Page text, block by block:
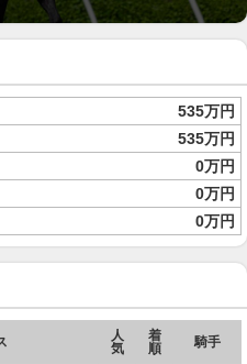
535万円
535万円
0万円
0万円
0万円
人
気
着
順
騎手